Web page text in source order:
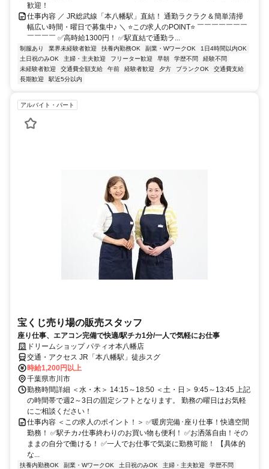
歓迎！
仕事内容 ／ JR総武線「本八幡駅」直結！ 通勤ラクラク＆簡単清掃
幅広い時間・曜日で募集中♪ ＼ ⭐この求人のPOINT⭐ ￣￣￣￣￣￣￣
￣￣￣￣ ✅高時給1300円！ ✅駅直結で通勤ラ...
制服あり 業界未経験者歓迎 扶養内勤務OK 副業・WワークOK
1日4時間以内OK
土日祝のみOK
主婦・主夫歓迎 フリーター歓迎 早朝 学歴不問
経験不問
未経験者歓迎
交通費全額支給 午前 経験者歓迎 夕方 ブランクOK
交通費支給
長期歓迎
駅近5分以内
アルバイト・パート
宝くじ売り場の販売スタッフ
座り仕事、エアコン完備で快適/駅チカ1分/一人で気軽にお仕事
ドリームショップ パティオ本八幡店
交通・アクセス JR「本八幡駅」徒歩スグ
時給1,200円以上
千葉県市川市
勤務時間詳細 ＜水・木＞ 14:15～18:50 ＜土・日＞ 9:45～13:45 上記
の時間帯で週2～3日の固定シフトとなります。 勤務の曜日はお気軽
にご相談ください！
仕事内容 ＜この求人のポイント！＞ ✅暖房完備･座り仕事！快適空間
勤務！ ✅駅チカ♪仕事終わりのお買い物も便利！ ✅お洒落自由！その
ままの自分で働ける！ ✅一人でお仕事で気楽に勤務可能！ 【具体的
な...
扶養内勤務OK 副業・WワークOK 土日祝のみOK 主婦・主夫歓迎
学歴不問